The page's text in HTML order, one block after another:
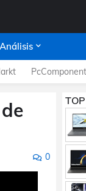
Análisis
0